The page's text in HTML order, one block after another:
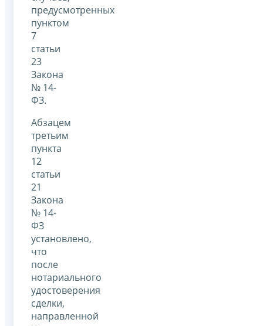
предусмотренных
пунктом
7
статьи
23
Закона
№ 14-
ФЗ.
Абзацем
третьим
пункта
12
статьи
21
Закона
№ 14-
ФЗ
установлено,
что
после
нотариального
удостоверения
сделки,
направленной